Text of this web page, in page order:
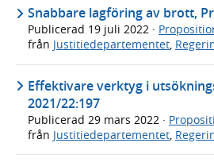
Snabbare lagföring av brott,
Publicerad 19 juli 2022 ·
från Justitiedepartementet,
Effektivare verktyg i
2021/22:197
Publicerad 29 mars 2022 ·
från Justitiedepartementet,